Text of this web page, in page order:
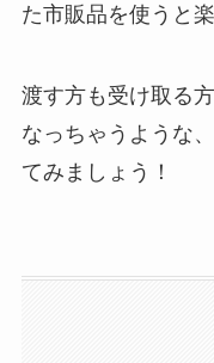
た市販品を使うと
渡す方も受け取る
なっちゃうような
てみましょう！